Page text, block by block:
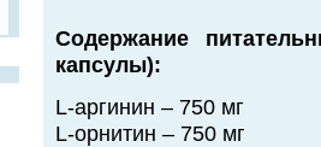
Содержание
капсулы):
L-аргинин – 750 мг
L-орнитин – 750 мг